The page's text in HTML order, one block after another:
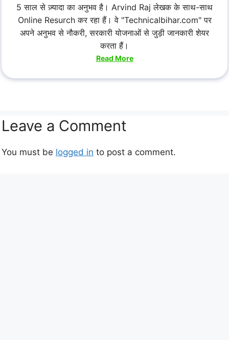
5 साल से ज़्यादा का अनुभव है। Arvind Raj लेखक के साथ-साथ
Online Resurch कर रहा हैं। वे "Technicalbihar.com" पर
अपने अनुभव से नौकरी, सरकारी योजनाओं से जुड़ी जानकारी शेयर
करता हैं।
Read More
Leave a Comment
You must be logged in to post a comment.